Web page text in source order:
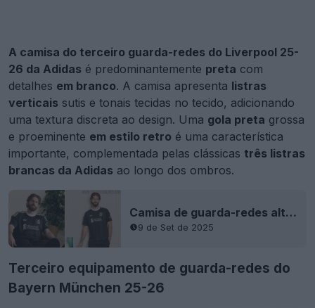
A camisa do terceiro guarda-redes do Liverpool 25-
26 da Adidas é predominantemente preta com
detalhes em branco. A camisa apresenta listras
verticais sutis e tonais tecidas no tecido, adicionando
uma textura discreta ao design. Uma gola preta grossa
e proeminente em estilo retro é uma característica
importante, complementada pelas clássicas três listras
brancas da Adidas ao longo dos ombros.
Camisa de guarda-redes alternativo Adidas Liverpool 25-26 vazada - Chega de Nike
9 de Set de 2025
Terceiro equipamento de guarda-redes do
Bayern München 25-26